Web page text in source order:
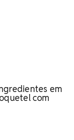
em
com